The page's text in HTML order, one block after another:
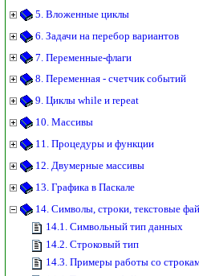
5. Вложенные циклы
6. Задачи на перебор вариантов
7. Переменные-флаги
8. Переменная - счетчик событий
9. Циклы while и repeat
10. Массивы
11. Процедуры и функции
12. Двумерные массивы
13. Графика в Паскале
14. Символы, строки, текстовые
14.1. Символьный тип данных
14.2. Строковый тип
14.3. Примеры работы со